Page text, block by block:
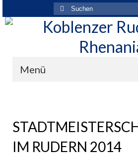
Suchen
nach:
Menü
IM RUDERN 2014